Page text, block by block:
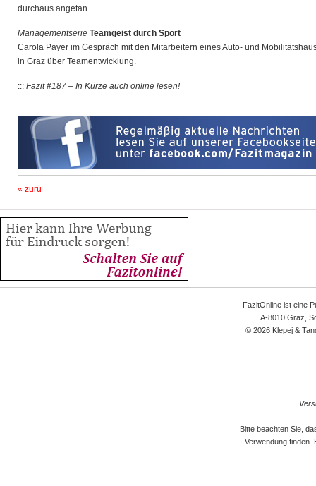
durchaus angetan.
Managementserie Teamgeist durch Sport
Carola Payer im Gespräch mit den Mitarbeitern eines Auto- und
in Graz über Teamentwicklung.
::: Fazit #187 – In Kürze auch online lesen!
« zurü
FazitOnline ist eine
A-8010 Graz,
© 2026 Klepej &
Bitte beachten Sie,
Verwendung finden.